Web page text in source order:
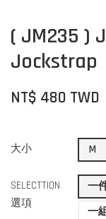
( JM235 )
Jockstrap
NT$ 480 TWD
大小 M
SELECTTION
選項
一
一